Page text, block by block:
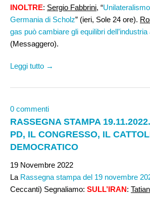
INOLTRE: Sergio Fabbrini, “
Germania di Scholz” (ieri, Sole 24 ore).
gas può cambiare gli equilibri
(Messaggero).
Leggi tutto →
0 commenti
RASSEGNA STAMPA
PD, IL CONGRESSO, IL
DEMOCRATICO
19 Novembre 2022
La Rassegna stampa del 19 novembre
Ceccanti) Segnaliamo: SULL’IRAN: